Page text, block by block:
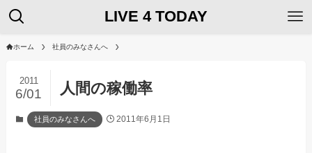
LIVE 4 TODAY
ホーム 社員のみなさんへ
人間の稼働率
2011
6/01
社員のみなさんへ 2011年6月1日